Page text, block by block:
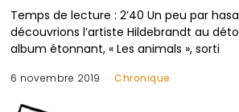
Temps de lecture : 2’40 Un peu par
découvrions l’artiste Hildebrandt au
album étonnant, « Les animals », sorti
6 novembre 2019 Chronique